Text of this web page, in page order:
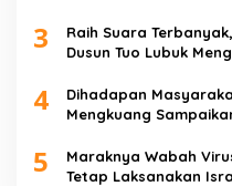
3
Raih Suara
Dusun Tuo Lubuk
4
Dihadapan
Mengkuang
5
Maraknya Wabah
Tetap Laksanakan